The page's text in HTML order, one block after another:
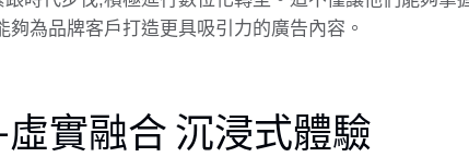
夠為品牌客戶打造更具吸引力的廣告內容。
虛實融合 沉浸式體驗